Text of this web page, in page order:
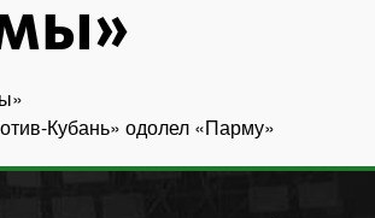
Кубань» одолел «Парму»